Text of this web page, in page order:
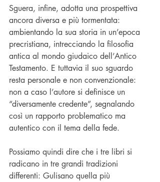
Sguera, infine, adotta una prospettiva
ancora diversa e più tormentata:
ambientando la sua storia in un’epoca
precristiana, intrecciando la filosofia
antica al mondo giudaico dell’Antico
Testamento. E tuttavia il suo sguardo
resta personale e non convenzionale:
non a caso l’autore si definisce un
“diversamente credente”, segnalando
così un rapporto problematico ma
autentico con il tema della fede.
Possiamo quindi dire che i tre libri si
radicano in tre grandi tradizioni
differenti: Gulisano quella più